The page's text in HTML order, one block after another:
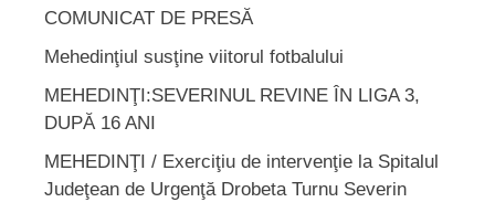
COMUNICAT DE PRESĂ
Mehedinţiul susţine viitorul fotbalului
MEHEDINŢI:SEVERINUL REVINE ÎN LIGA 3,
DUPĂ 16 ANI
MEHEDINŢI / Exerciţiu de intervenţie la Spitalul
Judeţean de Urgenţă Drobeta Turnu Severin